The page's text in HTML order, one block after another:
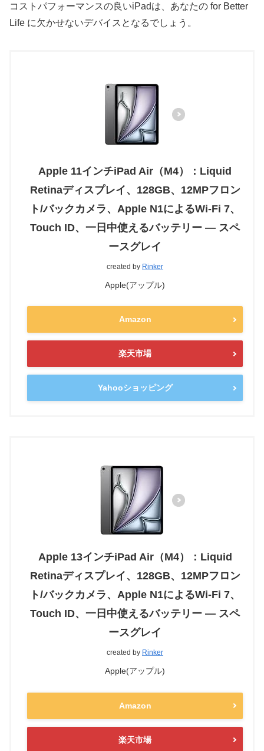
コストパフォーマンスの良いiPadは、あなたの for Better
Life に欠かせないデバイスとなるでしょう。
Apple 11インチiPad Air（M4）：Liquid
Retinaディスプレイ、128GB、12MPフロン
ト/バックカメラ、Apple N1によるWi-Fi 7、
Touch ID、一日中使えるバッテリー — スペ
ースグレイ
created by Rinker
Apple(アップル)
Amazon
楽天市場
Yahooショッピング
Apple 13インチiPad Air（M4）：Liquid
Retinaディスプレイ、128GB、12MPフロン
ト/バックカメラ、Apple N1によるWi-Fi 7、
Touch ID、一日中使えるバッテリー — スペ
ースグレイ
created by Rinker
Apple(アップル)
Amazon
楽天市場